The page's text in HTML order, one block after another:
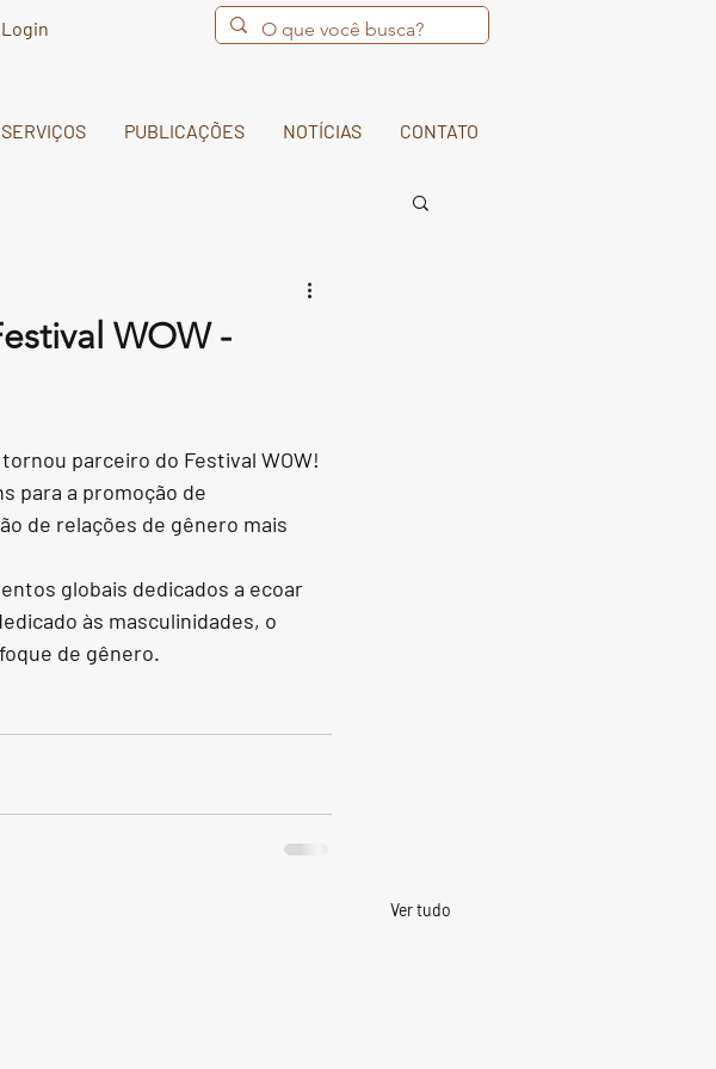
Login
SERVIÇOS PUBLICAÇÕES NOTÍCIAS CONTATO
WOW -
parceiro do Festival WOW!
para a promoção de
de relações de gênero mais
globais dedicados a ecoar
às masculinidades, o
de gênero.
Ver tudo